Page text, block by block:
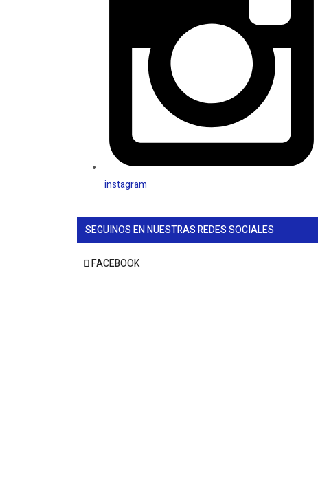
instagram
SEGUINOS EN NUESTRAS REDES SOCIALES
FACEBOOK